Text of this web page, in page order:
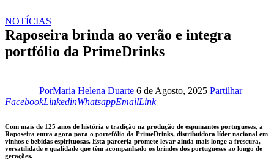
NOTÍCIAS
Raposeira brinda ao verão e integra
portfólio da PrimeDrinks
PorMaria Helena Duarte 6 de Agosto, 2025 Partilhar
FacebookLinkedin
LinkedinWhatsapp
WhatsappEmail
EmailCopy
clipboard
Link
Com mais de 125 anos de história e tradição na produção de espumantes portugueses, a
Raposeira entra agora para o portefólio da PrimeDrinks, distribuidora líder nacional em
vinhos e bebidas espirituosas. Esta parceria promete levar ainda mais longe a frescura,
versatilidade e qualidade que têm acompanhado os brindes dos portugueses ao longo de
gerações.